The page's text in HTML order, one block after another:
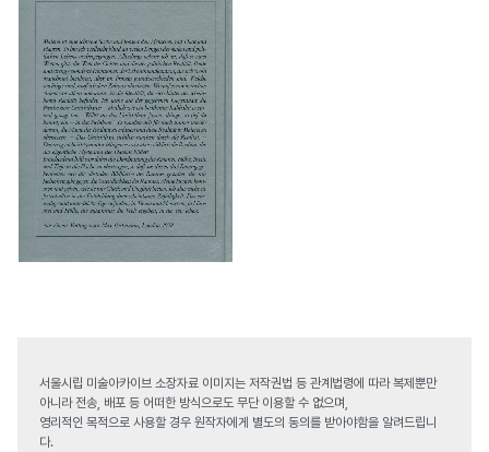
서울시립 미술아카이브 소장자료 이미지는 저작권법 등 관계법령에 따라 복제뿐만
아니라 전송, 배포 등 어떠한 방식으로도 무단 이용할 수 없으며,
영리적인 목적으로 사용할 경우 원작자에게 별도의 동의를 받아야함을 알려드립니
다.